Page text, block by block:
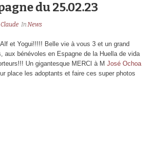
du 25.02.23
InNews
et Yogui!!!!! Belle vie à vous 3 et un grand
aux bénévoles en Espagne de la Huella de vida
Un gigantesque MERCI à M José Ochoa
place les adoptants et faire ces super photos